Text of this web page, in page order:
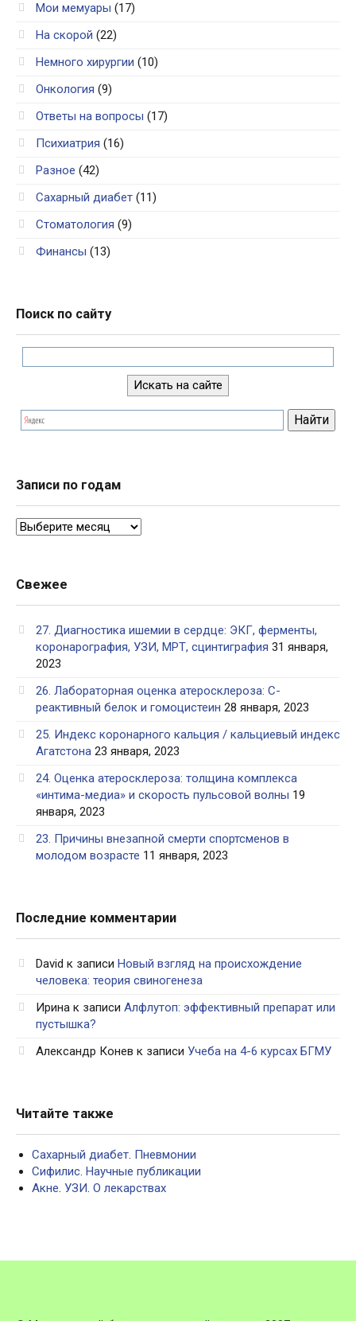
Мои мемуары (17)
На скорой (22)
Немного хирургии (10)
Онкология (9)
Ответы на вопросы (17)
Психиатрия (16)
Разное (42)
Сахарный диабет (11)
Стоматология (9)
Финансы (13)
Поиск по сайту
Записи по годам
Записи
Свежее
27. Диагностика ишемии в сердце: ЭКГ, ферменты,
коронарография, УЗИ, МРТ, сцинтиграфия 31 января,
2023
26. Лабораторная оценка атеросклероза: С-
реактивный белок и гомоцистеин 28 января, 2023
25. Индекс коронарного кальция / кальциевый индекс
Агатстона 23 января, 2023
24. Оценка атеросклероза: толщина комплекса
«интима-медиа» и скорость пульсовой волны 19
января, 2023
23. Причины внезапной смерти спортсменов в
молодом возрасте 11 января, 2023
Последние комментарии
David к записи Новый взгляд на происхождение
человека: теория свиногенеза
Ирина к записи Алфлутоп: эффективный препарат или
пустышка?
Александр Конев к записи Учеба на 4-6 курсах БГМУ
Читайте также
Сахарный диабет. Пневмонии
Сифилис. Научные публикации
Акне. УЗИ. О лекарствах